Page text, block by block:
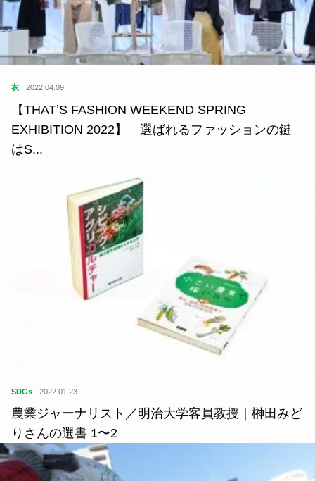
衣 2022.04.09
【THATʼS FASHION WEEKEND SPRING
EXHIBITION 2022】 選ばれるファッションの鍵
はS...
SDGs 2022.01.23
農業ジャーナリスト／明治大学客員教授｜榊田みど
りさんの選書 1〜2